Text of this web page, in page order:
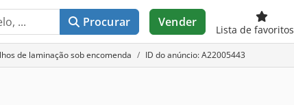
Procurar Vender
Lista de favoritos
de laminação sob encomenda ID do anúncio: A22005443